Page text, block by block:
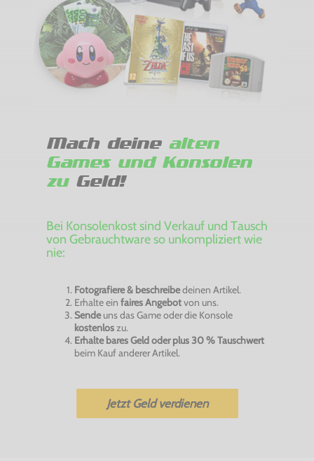
Mach deine alten
Games und Konsolen
zuGeld!
Bei Konsolenkost sind Verkauf und Tausch
von Gebrauchtware so unkompliziert wie
nie:
Fotografiere & beschreibedeinen Artikel.
Erhalte ein faires Angebotvon uns.
Sendeuns das Game oder die Konsole
kostenloszu.
Erhalte bares Geld oder plus 30 % Tauschwert
beim Kauf anderer Artikel.
Jetzt Geld verdienen